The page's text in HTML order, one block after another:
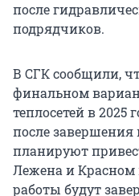
после
подрядчиков.
В СГК сообщили,
финальном
теплосетей в 2025
после
планируют
Лежена и Красном
работы будут